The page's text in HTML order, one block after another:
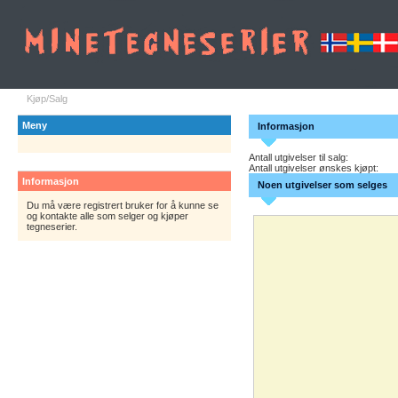
Kjøp/Salg
Meny
Informasjon
Du må være registrert bruker for å kunne se
og kontakte alle som selger og kjøper
tegneserier.
Informasjon
Antall utgivelser til salg:
Antall utgivelser ønskes kjøpt:
Noen utgivelser som selges